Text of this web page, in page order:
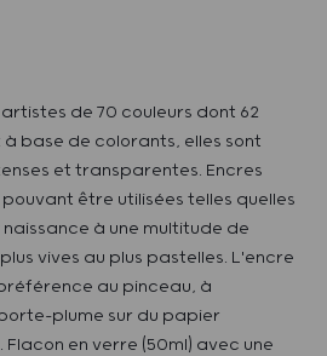
de 70 couleurs dont 62
base de colorants, elles sont
et transparentes. Encres
être utilisées telles quelles
à une multitude de
vives au plus pastelles. L'encre
au pinceau, à
plume sur du papier
en verre (50ml) avec une